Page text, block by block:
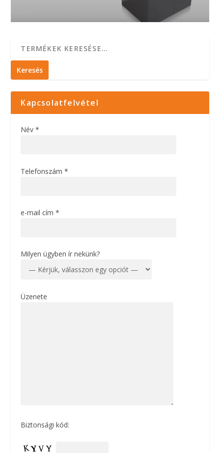
Keresés
Kapcsolatfelvétel
Név *
Telefonszám *
e-mail cím *
Milyen ügyben ír nekünk?
Üzenete
Biztonsági kód: